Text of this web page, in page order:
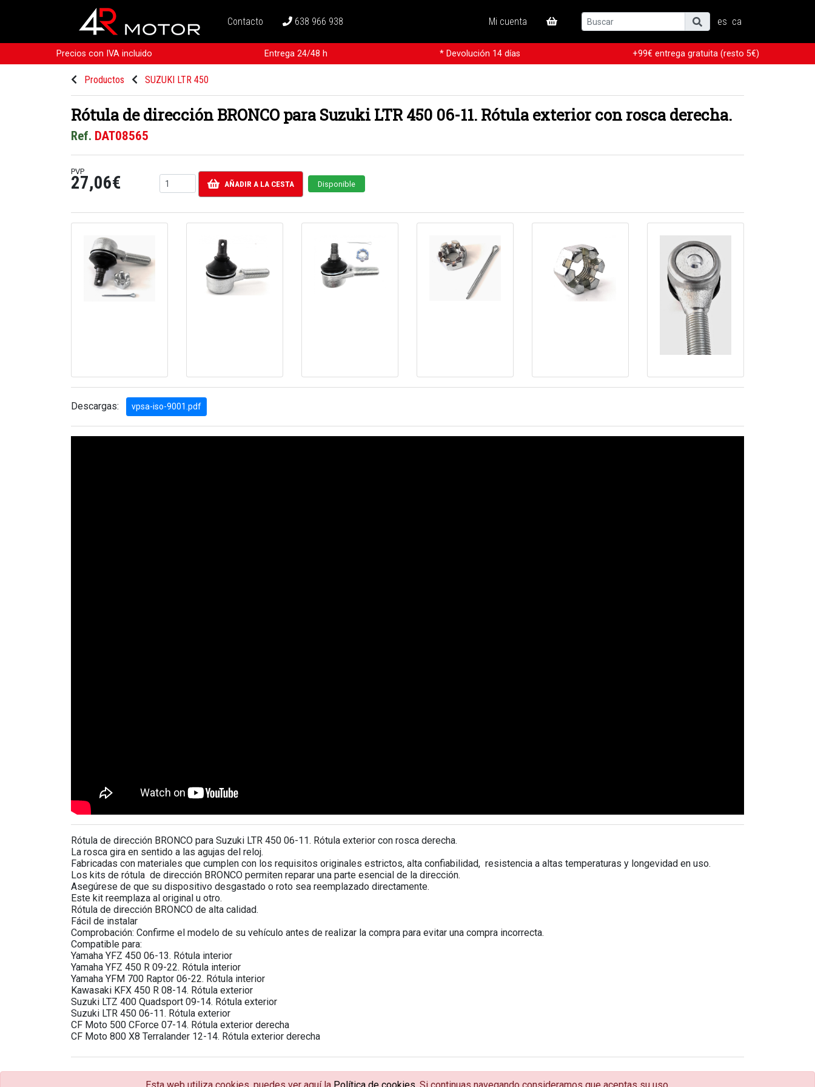
Contacto 638 966 938 Mi cuenta es ca
Precios con IVA incluido Entrega 24/48 h * Devolución 14 días +99€ entrega gratuita (resto 5€)
Productos SUZUKI LTR 450
Rótula de dirección BRONCO para Suzuki LTR 450 06-11. Rótula exterior con rosca derecha.
Ref. DAT08565
PVP
27,06€ AÑADIR A LA CESTA Disponible
Descargas: vpsa-iso-9001.pdf
Rótula de dirección BRONCO para Suzuki LTR 450 06-11. Rótula exterior con rosca derecha.
La rosca gira en sentido a las agujas del reloj.
Fabricadas con materiales que cumplen con los requisitos originales estrictos, alta confiabilidad, resistencia a altas temperaturas y longevidad en uso.
Los kits de rótula de dirección BRONCO permiten reparar una parte esencial de la dirección.
Asegúrese de que su dispositivo desgastado o roto sea reemplazado directamente.
Este kit reemplaza al original u otro.
Rótula de dirección BRONCO de alta calidad.
Fácil de instalar
Comprobación: Confirme el modelo de su vehículo antes de realizar la compra para evitar una compra incorrecta.
Compatible para:
Yamaha YFZ 450 06-13. Rótula interior
Yamaha YFZ 450 R 09-22. Rótula interior
Yamaha YFM 700 Raptor 06-22. Rótula interior
Kawasaki KFX 450 R 08-14. Rótula exterior
Suzuki LTZ 400 Quadsport 09-14. Rótula exterior
Suzuki LTR 450 06-11. Rótula exterior
CF Moto 500 CForce 07-14. Rótula exterior derecha
CF Moto 800 X8 Terralander 12-14. Rótula exterior derecha